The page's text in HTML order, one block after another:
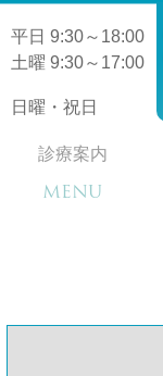
平日 9:30～18:00
土曜 9:30～17:00
日曜・祝日
診療案内
MENU